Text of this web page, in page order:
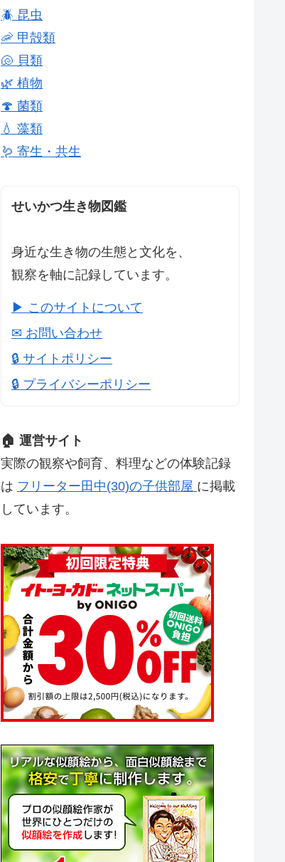
🪲 昆虫
🦐 甲殻類
🐚 貝類
🌿 植物
🍄 菌類
💧 藻類
🪱 寄生・共生
せいかつ生き物図鑑
身近な生き物の生態と文化を、
観察を軸に記録しています。
▶ このサイトについて
✉ お問い合わせ
🔒 サイトポリシー
🔒 プライバシーポリシー
🏠 運営サイト
実際の観察や飼育、料理などの体験記録
は フリーター田中(30)の子供部屋 に掲載
しています。